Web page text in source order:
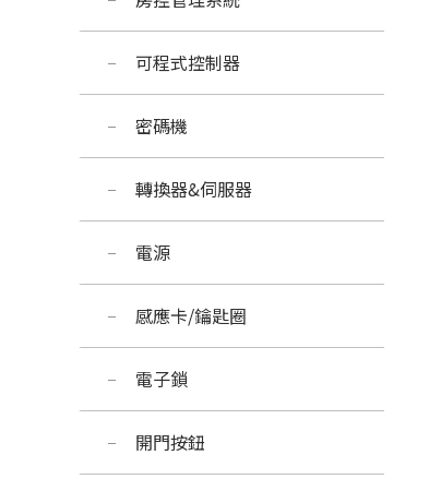
可程式控制器
密碼機
轉換器&伺服器
電源
感應卡/鑰匙圈
電子鎖
開門按鈕